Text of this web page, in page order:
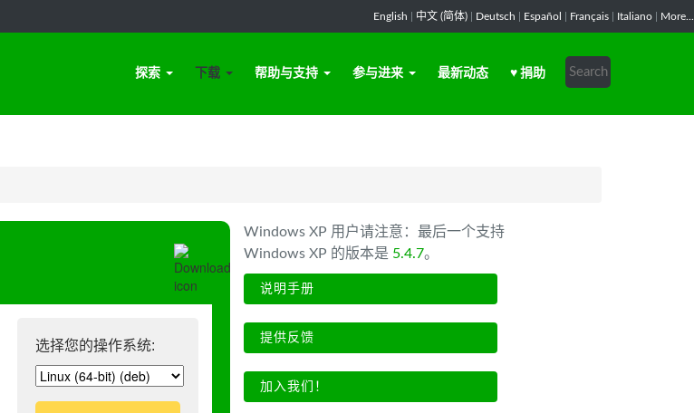
English 中文 (简体) Deutsch Español Français Italiano More...
探索 下载 帮助与支持 参与进来 最新动态 ♥ 捐助
选择您的操作系统:
Windows XP 用户请注意：最后一个支持
Windows XP 的版本是 5.4.7。
说明手册
提供反馈
加入我们！